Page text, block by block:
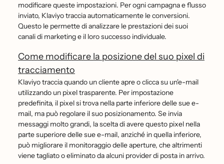
modificare queste impostazioni. Per ogni campagna e flusso
inviato, Klaviyo traccia automaticamente le conversioni.
Questo le permette di analizzare le prestazioni dei suoi
canali di marketing e il loro successo individuale.
Come modificare la posizione del suo pixel di
tracciamento
Klaviyo traccia quando un cliente apre o clicca su un'e-mail
utilizzando un pixel trasparente. Per impostazione
predefinita, il pixel si trova nella parte inferiore delle sue e-
mail, ma può regolare il suo posizionamento. Se invia
messaggi molto grandi, la scelta di avere questo pixel nella
parte superiore delle sue e-mail, anziché in quella inferiore,
può migliorare il monitoraggio delle aperture, che altrimenti
viene tagliato o eliminato da alcuni provider di posta in arrivo.